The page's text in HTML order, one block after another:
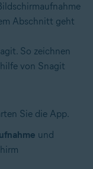
Abschnitt geht
So zeichnen
von Snagit
Sie die App.
und